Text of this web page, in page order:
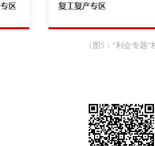
（图5：“利企专题”